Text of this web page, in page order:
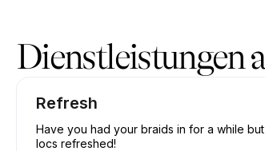
Dienstleistungen
Refresh
Have you had your braids in for a while
locs refreshed!